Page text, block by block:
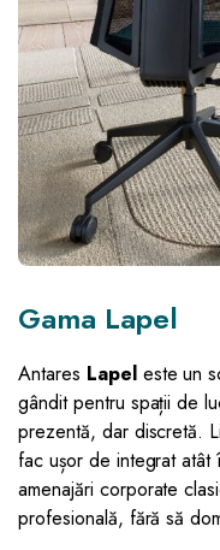
Gama Lapel
Antares Lapeleste un
gândit pentru spații de
prezentă, dar discretă.
fac ușor de integrat
amenajări corporate
profesională, fără să